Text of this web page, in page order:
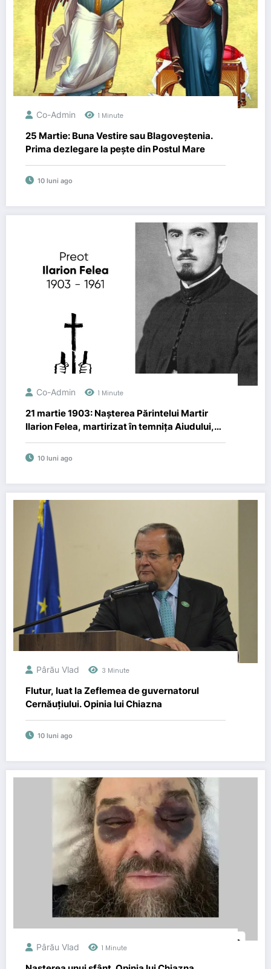
Co-Admin 1 Minute
25 Martie: Buna Vestire sau Blagoveștenia.
Prima dezlegare la pește din Postul Mare
10 luni ago
Co-Admin 1 Minute
21 martie 1903: Nașterea Părintelui Martir
Ilarion Felea, martirizat în temnița Aiudului,
propus spre canonizare de Biserica Ortodoxă
Română
10 luni ago
Pârău Vlad 3 Minute
Flutur, luat la Zeflemea de guvernatorul
Cernăuțiului. Opinia lui Chiazna
10 luni ago
Pârău Vlad 1 Minute